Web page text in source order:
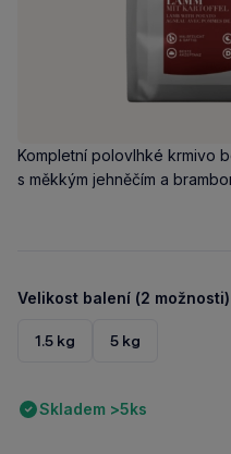
Kompletní polovlhké krmivo
s měkkým jehněčím a
Velikost balení (2 možnosti)
1.5 kg 5 kg
Skladem >5ks